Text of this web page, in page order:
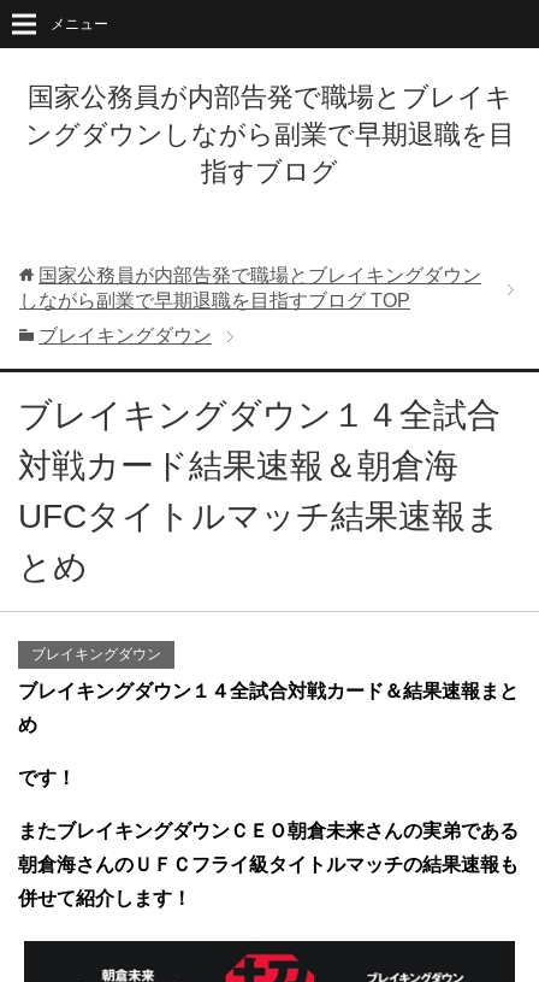
国家公務員が内部告発で職場とブレイキ
ングダウンしながら副業で早期退職を目
指すブログ
メニュー
国家公務員が内部告発で職場とブレイキングダウン
しながら副業で早期退職を目指すブログ TOP
ブレイキングダウン
ブレイキングダウン１４全試合
対戦カード結果速報＆朝倉海
UFCタイトルマッチ結果速報ま
とめ
ブレイキングダウン
ブレイキングダウン１４全試合対戦カード＆結果速報まと
め
です！
またブレイキングダウンＣＥＯ朝倉未来さんの実弟である
朝倉海さんのＵＦＣフライ級タイトルマッチの結果速報 も
併せて紹介します！